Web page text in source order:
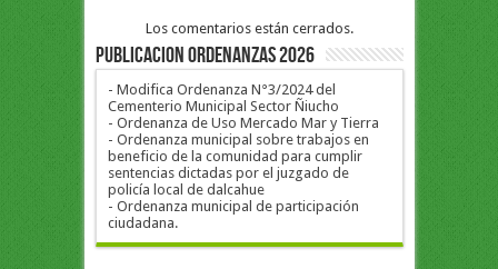
Los comentarios están cerrados.
PUBLICACION ORDENANZAS 2026
- Modifica Ordenanza N°3/2024 del
Cementerio Municipal Sector Ñiucho
- Ordenanza de Uso Mercado Mar y Tierra
- Ordenanza municipal sobre trabajos en
beneficio de la comunidad para cumplir
sentencias dictadas por el juzgado de
policía local de dalcahue
- Ordenanza municipal de participación
ciudadana.